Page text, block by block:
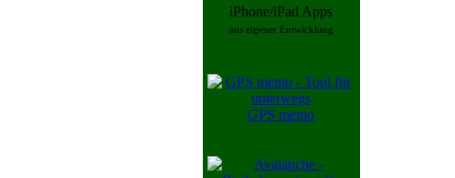
iPhone/iPad Apps
aus eigener Entwicklung
GPS memo